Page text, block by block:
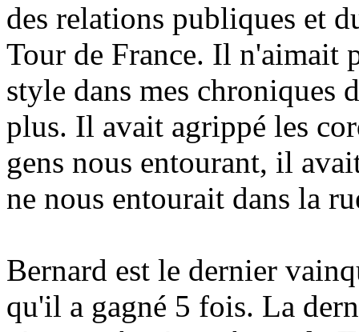
des relations publiques et
Tour de France. Il n'aimait
style dans mes
plus. Il avait agrippé les
gens nous entourant, il
ne nous entourait dans la
Bernard est le dernier
qu'il a gagné 5 fois. La